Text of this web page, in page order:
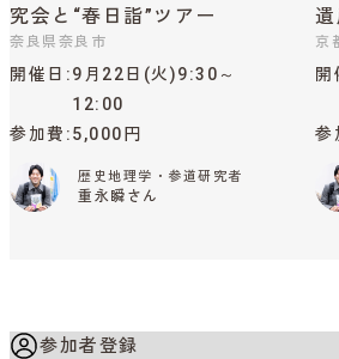
究会と“春日詣”ツアー
奈良県奈良市
開催日
9月22日(火)9:30～
12:00
参加費 5,000円
歴史地理学・参道研究者
重永瞬さん
京
開
参
参加者登録